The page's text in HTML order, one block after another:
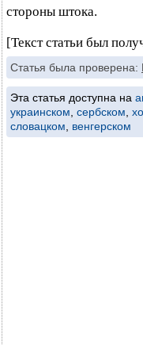
стороны штока.
[Текст статьи был
Статья была проверена:
Эта статья доступна на
украинском сербском
словацком
венгерском